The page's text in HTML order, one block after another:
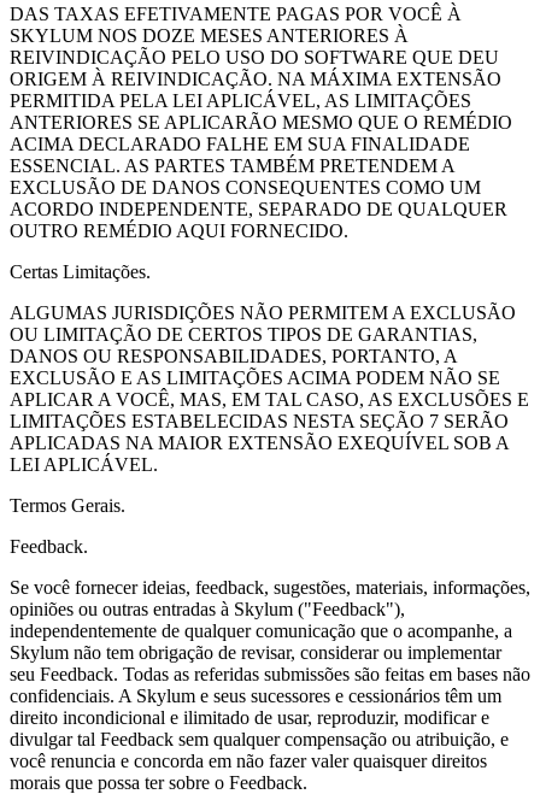
DAS TAXAS EFETIVAMENTE PAGAS POR VOCÊ À
SKYLUM NOS DOZE MESES ANTERIORES À
REIVINDICAÇÃO PELO USO DO SOFTWARE QUE DEU
ORIGEM À REIVINDICAÇÃO. NA MÁXIMA EXTENSÃO
PERMITIDA PELA LEI APLICÁVEL, AS LIMITAÇÕES
ANTERIORES SE APLICARÃO MESMO QUE O REMÉDIO
ACIMA DECLARADO FALHE EM SUA FINALIDADE
ESSENCIAL. AS PARTES TAMBÉM PRETENDEM A
EXCLUSÃO DE DANOS CONSEQUENTES COMO UM
ACORDO INDEPENDENTE, SEPARADO DE QUALQUER
OUTRO REMÉDIO AQUI FORNECIDO.
Certas Limitações.
ALGUMAS JURISDIÇÕES NÃO PERMITEM A EXCLUSÃO
OU LIMITAÇÃO DE CERTOS TIPOS DE GARANTIAS,
DANOS OU RESPONSABILIDADES, PORTANTO, A
EXCLUSÃO E AS LIMITAÇÕES ACIMA PODEM NÃO SE
APLICAR A VOCÊ, MAS, EM TAL CASO, AS EXCLUSÕES E
LIMITAÇÕES ESTABELECIDAS NESTA SEÇÃO 7 SERÃO
APLICADAS NA MAIOR EXTENSÃO EXEQUÍVEL SOB A
LEI APLICÁVEL.
Termos Gerais.
Feedback.
Se você fornecer ideias, feedback, sugestões, materiais, informações,
opiniões ou outras entradas à Skylum ("Feedback"),
independentemente de qualquer comunicação que o acompanhe, a
Skylum não tem obrigação de revisar, considerar ou implementar
seu Feedback. Todas as referidas submissões são feitas em bases não
confidenciais. A Skylum e seus sucessores e cessionários têm um
direito incondicional e ilimitado de usar, reproduzir, modificar e
divulgar tal Feedback sem qualquer compensação ou atribuição, e
você renuncia e concorda em não fazer valer quaisquer direitos
morais que possa ter sobre o Feedback.